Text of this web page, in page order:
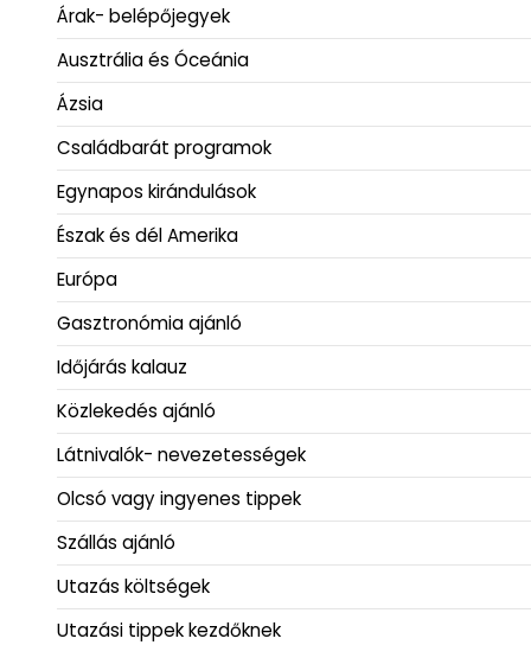
Árak- belépőjegyek
Ausztrália és Óceánia
Ázsia
Családbarát programok
Egynapos kirándulások
Észak és dél Amerika
Európa
Gasztronómia ajánló
Időjárás kalauz
Közlekedés ajánló
Látnivalók- nevezetességek
Olcsó vagy ingyenes tippek
Szállás ajánló
Utazás költségek
Utazási tippek kezdőknek